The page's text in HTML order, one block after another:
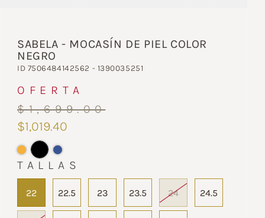
SABELA - MOCASÍN DE PIEL COLOR
NEGRO
ID 7506484142562 - 1390035251
TALLAS
22 22.5 23 23.5 24 24.5
OFERTA
$1,699.00
$1,019.40